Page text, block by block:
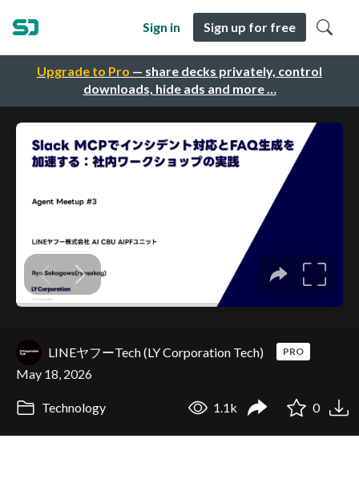
Upgrade to Pro — share decks privately, control
downloads, hide ads and more …
Sign in Sign up for free
LINEヤフーTech (LY Corporation Tech) PRO
May 18, 2026
Technology 1.1k 0